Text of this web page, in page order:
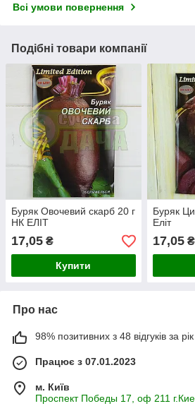
Всі умови повернення
Подібні товари компанії
Буряк Овочевий скарб 20 г
НК ЕЛІТ
17,05 ₴
Купити
Буряк
Еліт
17,05₴
Про нас
98% позитивних з 48 відгуків за рік
Працює з 07.01.2023
м. Київ
Проспект Победы 17, оф 211